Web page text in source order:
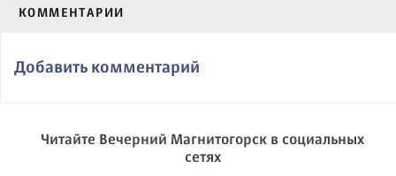
КОММЕНТАРИИ
Добавить комментарий
Читайте Вечерний Магнитогорск в социальных
сетях